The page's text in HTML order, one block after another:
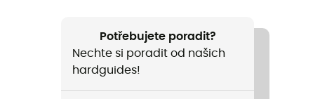
Potřebujete poradit?
Nechte si poradit od našich
hardguides!